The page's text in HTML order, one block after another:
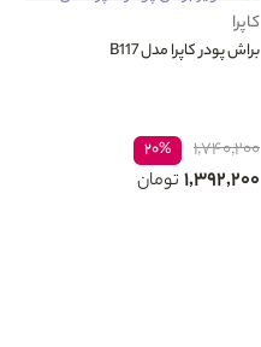
کاپرا
براش پودر کاپرا مدل B117
۱,۷۴۰,۲۰۰ ۲۰%
۱,۳۹۲,۲۰۰ تومان